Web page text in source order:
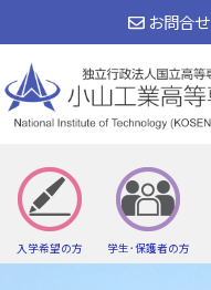
お問合せ
入学希望の方 学生･保護者の方